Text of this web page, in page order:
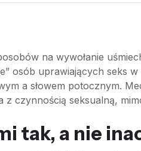
na wywołanie
osób uprawiających seks
a słowem potocznym.
czynnością seksualną,
tak, a nie